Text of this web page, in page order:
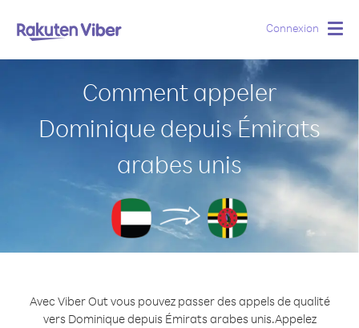
Connexion
Comment appeler
Dominique depuis Émirats
arabes unis
Avec Viber Out vous pouvez passer des appels de qualité
vers Dominique depuis Émirats arabes unis.Appelez